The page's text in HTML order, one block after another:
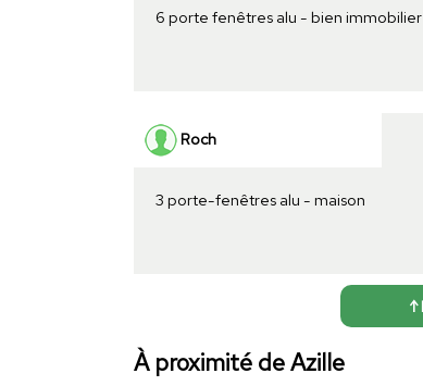
6 porte fenêtres alu - bien immobilier
Roch
3 porte-fenêtres alu - maison
↑
À proximité de Azille